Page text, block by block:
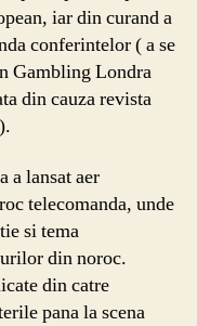
iar din curand a
conferintelor ( a se
Gambling Londra
din cauza revista
a lansat aer
telecomanda, unde
si tema
din noroc.
din catre
pana la scena